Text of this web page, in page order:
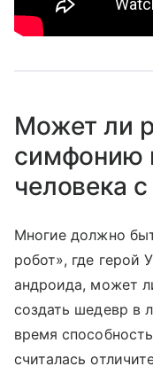
Может ли
симфонию
человека
Многие должно
робот», где герой
андроида, может
создать шедевр в
время
считалась